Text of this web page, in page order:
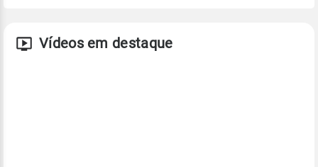
Vídeos em destaque